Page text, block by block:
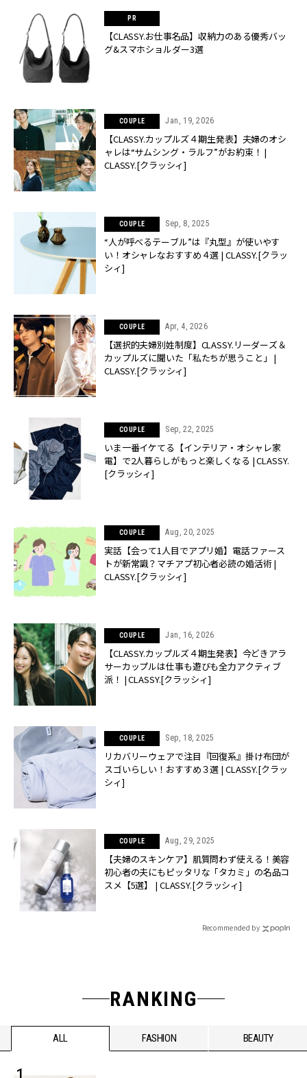
【CLASSY.お仕事名品】収納力のある優秀バッ
グ&スマホショルダー3選
COUPLE Jan, 19, 2026
【CLASSY.カップルズ４期生発表】夫婦のオシ
ャレは“サムシング・ラルフ”がお約束！ |
CLASSY.[クラッシィ]
COUPLE Sep, 8, 2025
“人が呼べるテーブル”は『丸型』が使いやす
い！オシャレなおすすめ４選 | CLASSY.[クラッ
シィ]
COUPLE Apr, 4, 2026
【選択的夫婦別姓制度】CLASSY.リーダーズ＆
カップルズに聞いた「私たちが思うこと」 |
CLASSY.[クラッシィ]
COUPLE Sep, 22, 2025
いま一番イケてる【インテリア・オシャレ家
電】で2人暮らしがもっと楽しくなる | CLASSY.
[クラッシィ]
COUPLE Aug, 20, 2025
実話【会って1人目でアプリ婚】電話ファース
トが新常識？マチアプ初心者必読の婚活術 |
CLASSY.[クラッシィ]
COUPLE Jan, 16, 2026
【CLASSY.カップルズ４期生発表】今どきアラ
サーカップルは仕事も遊びも全力アクティブ
派！ | CLASSY.[クラッシィ]
COUPLE Sep, 18, 2025
リカバリーウェアで注目『回復系』掛け布団が
スゴいらしい！おすすめ３選 | CLASSY.[クラッ
シィ]
COUPLE Aug, 29, 2025
【夫婦のスキンケア】肌質問わず使える！美容
初心者の夫にもピッタリな「タカミ」の名品コ
スメ【5選】 | CLASSY.[クラッシィ]
Recommended by
RANKING
ALL FASHION BEAUTY